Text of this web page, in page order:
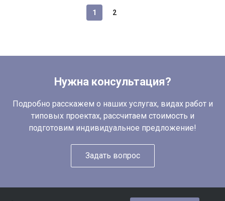
1 2
Нужна консультация?
Подробно расскажем о наших услугах, видах работ и
типовых проектах, рассчитаем стоимость и
подготовим индивидуальное предложение!
Задать вопрос